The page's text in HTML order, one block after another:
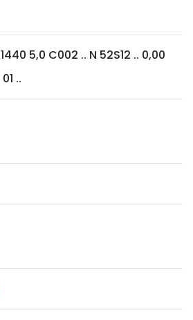
5,0 C002 .. N 52S12 .. 0,00
..